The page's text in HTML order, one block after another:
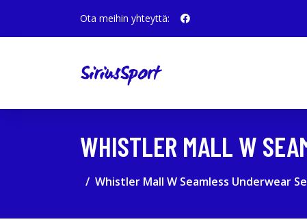
Ota meihin yhteyttä:
WHISTLER MALL W
Whistler Mall W Seamless Underwear